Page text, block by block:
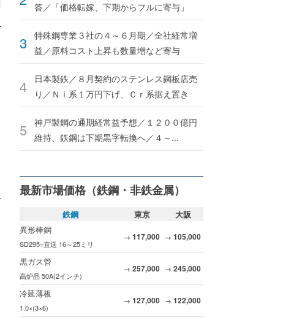
答／「価格転嫁、下期からフルに寄与」
特殊鋼専業３社の４～６月期／全社経常増
益／原料コスト上昇も数量増など寄与
日本製鉄／８月契約のステンレス鋼板店売
り／Ｎｉ系１万円下げ、Ｃｒ系据え置き
神戸製鋼の通期経常益予想／１２００億円
維持、鉄鋼は下期黒字転換へ／４～...
最新市場価格（鉄鋼・非鉄金属）
鉄鋼 東京
大阪
異形棒鋼
SD295=直送 16～25ミリ
→ 117,000 → 105,000
黒ガス管
高炉品 50A(2インチ)
→ 257,000 → 245,000
冷延薄板
1.0×(3×6)
→ 127,000 → 122,000